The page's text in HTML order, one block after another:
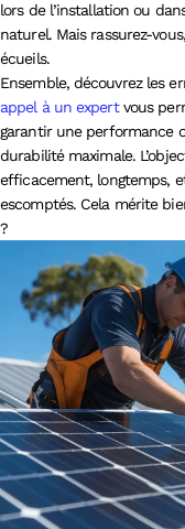
lors de l’installation ou
naturel. Mais rassurez-
écueils.
Ensemble, découvrez les
appel à un expertvous
garantir une performance
durabilité maximale.
efficacement, longtemps,
escomptés. Cela mérite
?